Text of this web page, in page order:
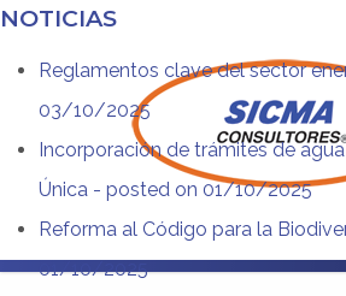
NOTICIAS
Reglamentos clave del sector
03/10/2025
Incorporación de trámites de
Única - posted on 01/10/2025
Reforma al Código para la
01/10/2025